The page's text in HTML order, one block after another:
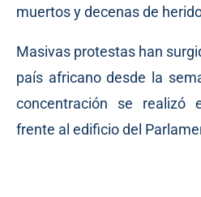
muertos y decenas de
Masivas protestas han
país africano desde la
concentración se realizó
frente al edificio del